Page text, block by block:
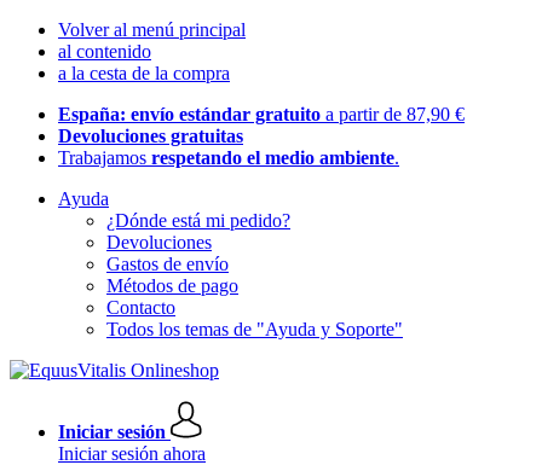
Volver al menú principal
al contenido
a la cesta de la compra
España: envío estándar gratuito a partir de 87,90 €
Devoluciones gratuitas
Trabajamos respetando el medio ambiente.
Ayuda
¿Dónde está mi pedido?
Devoluciones
Gastos de envío
Métodos de pago
Contacto
Todos los temas de "Ayuda y Soporte"
Iniciar sesión
Iniciar sesión ahora